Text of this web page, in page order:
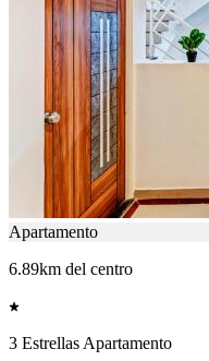
Apartamento
6.89km del centro
3 Estrellas Apartamento